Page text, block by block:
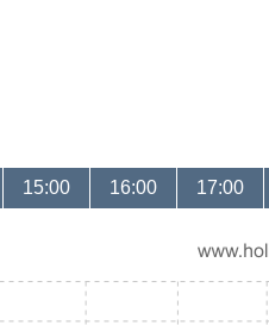
15:00 16:00 17:00